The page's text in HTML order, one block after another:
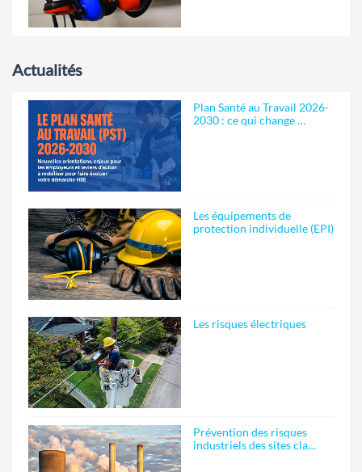
Actualités
Plan Santé au Travail 2026-
2030 : ce qui change …
Les équipements de
protection individuelle (EPI)
Les risques électriques
Prévention des risques
industriels des sites cla…